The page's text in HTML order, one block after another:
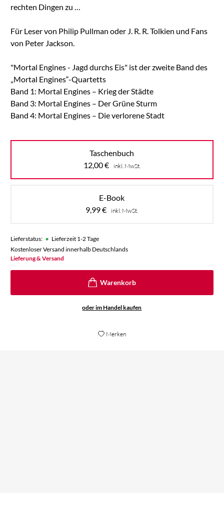
rechten Dingen zu …
Für Leser von Philip Pullman oder J. R. R. Tolkien und Fans
von Peter Jackson.
"Mortal Engines - Jagd durchs Eis" ist der zweite Band des
„Mortal Engines“-Quartetts
Band 1: Mortal Engines – Krieg der Städte
Band 3: Mortal Engines – Der Grüne Sturm
Band 4: Mortal Engines – Die verlorene Stadt
Taschenbuch
12,00€ inkl. MwSt.
E-Book
9,99€ inkl. MwSt.
Lieferstatus: • Lieferzeit 1-2 Tage
Kostenloser Versand innerhalb Deutschlands
Lieferung & Versand
oder im Handel kaufen
Merken